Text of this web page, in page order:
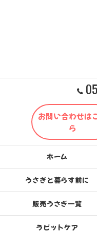
お問い合わせは
ら
ホーム
うさぎと暮らす前に
販売うさぎ一覧
ラビットケア